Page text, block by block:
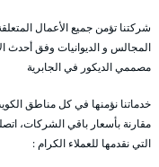
شركتنا تؤمن جميع الأعمال
المجالس و الديوانيات وفق أحدث
مصممي الديكور في الجابرية
مقارنة بأسعار باقي الشركات،
التي نقدمها للعملاء الكرام :